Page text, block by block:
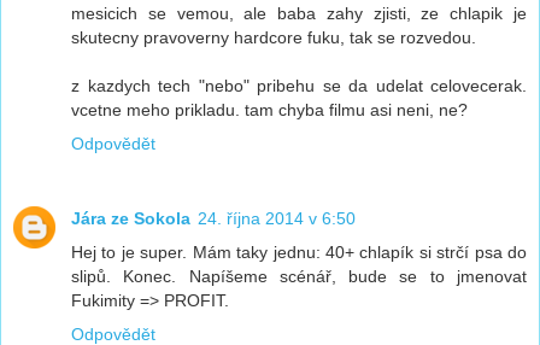
mesicich se vemou, ale baba zahy zjisti, ze chlapik je
skutecny pravoverny hardcore fuku, tak se rozvedou.
z kazdych tech "nebo" pribehu se da udelat celovecerak.
vcetne meho prikladu. tam chyba filmu asi neni, ne?
Odpovědět
Jára ze Sokola 24. října 2014 v 6:50
Hej to je super. Mám taky jednu: 40+ chlapík si strčí psa do
slipů. Konec. Napíšeme scénář, bude se to jmenovat
Fukimity => PROFIT.
Odpovědět